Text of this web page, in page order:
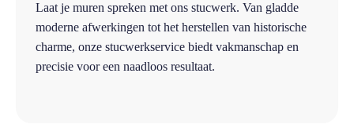
Laat je muren spreken met ons stucwerk. Van gladde
moderne afwerkingen tot het herstellen van historische
charme, onze stucwerkservice biedt vakmanschap en
precisie voor een naadloos resultaat.